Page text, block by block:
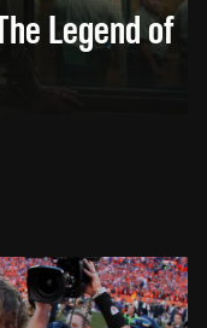
Legend of